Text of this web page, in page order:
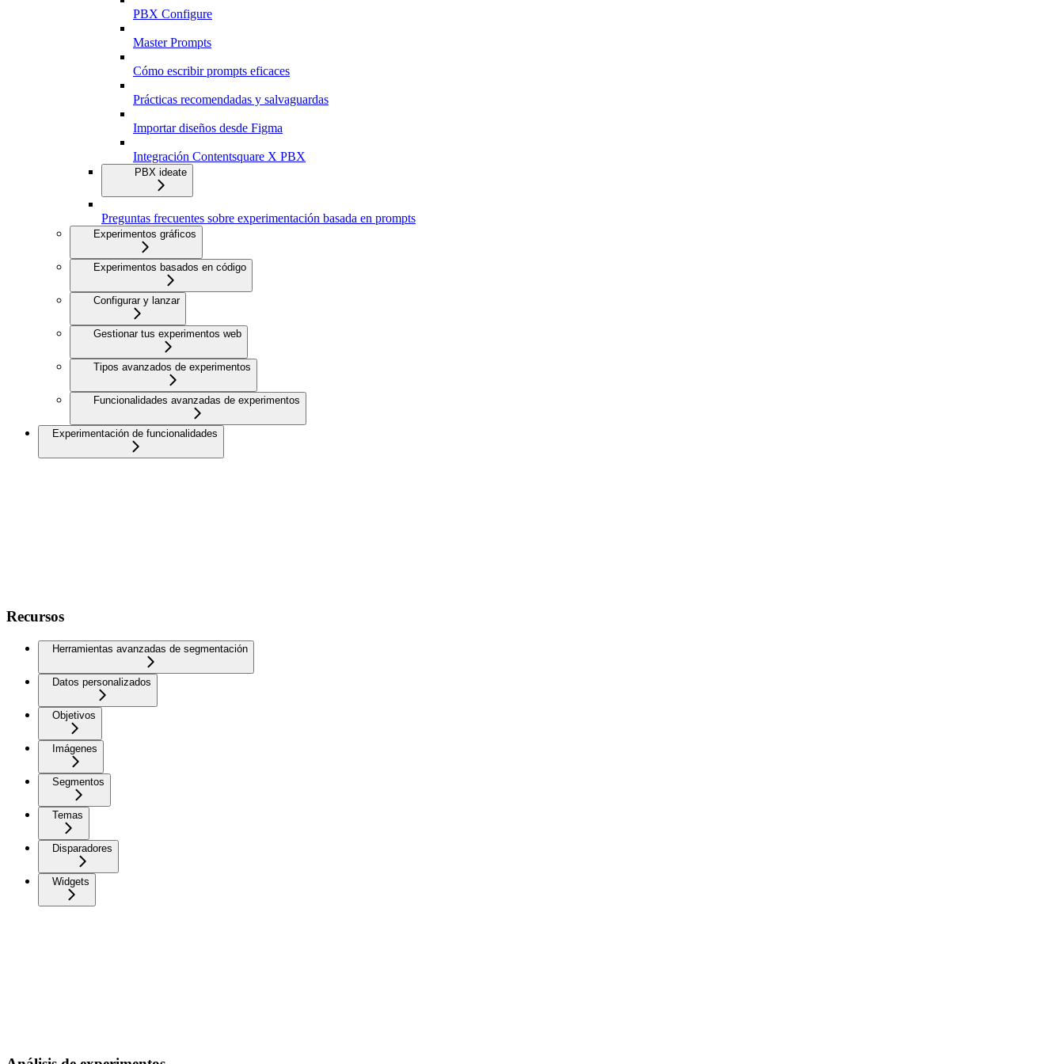
PBX Configure
Master Prompts
Cómo escribir prompts eficaces
Prácticas recomendadas y salvaguardas
Importar diseños desde Figma
Integración Contentsquare X PBX
PBX ideate
Preguntas frecuentes sobre experimentación basada en prompts
Experimentos gráficos
Experimentos basados en código
Configurar y lanzar
Gestionar tus experimentos web
Tipos avanzados de experimentos
Funcionalidades avanzadas de experimentos
Experimentación de funcionalidades
Recursos
Herramientas avanzadas de segmentación
Datos personalizados
Objetivos
Imágenes
Segmentos
Temas
Disparadores
Widgets